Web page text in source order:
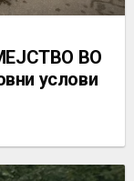
ВО
услови